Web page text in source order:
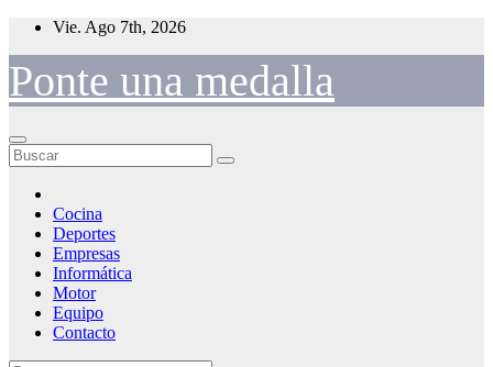
Saltar
contenido
Vie. Ago 7th, 2026
Ponte una medalla
Cocina
Deportes
Empresas
Informática
Motor
Equipo
Contacto